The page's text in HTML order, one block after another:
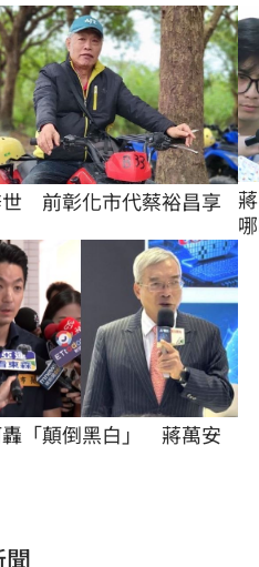
　前彰化市代蔡裕昌享
「顛倒黑白」　蔣萬安